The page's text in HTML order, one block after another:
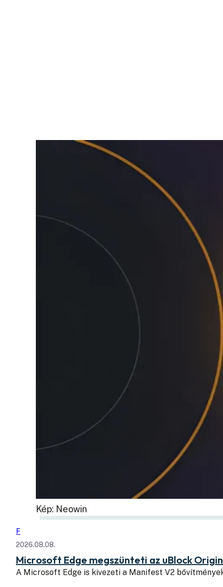
Kép: Neowin
F
2026.08.08.
Microsoft Edge megszünteti az uBlock
A Microsoft Edge is kivezeti a Manifest V2